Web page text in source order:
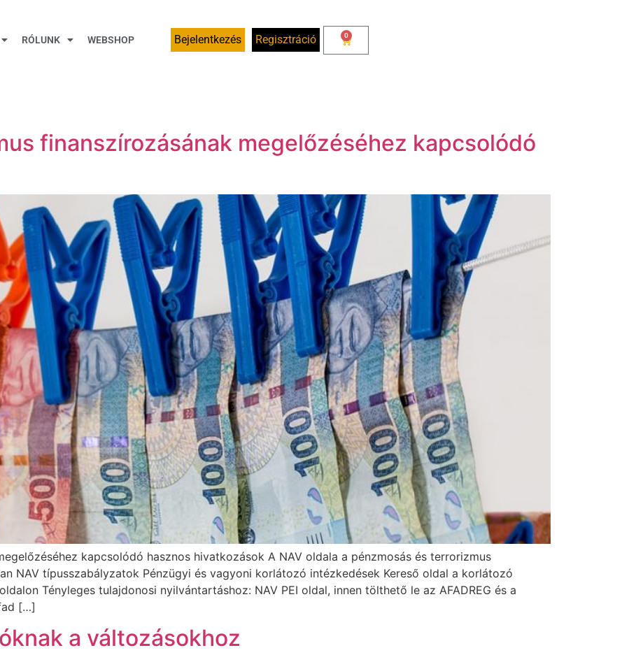
RÓLUNK WEBSHOP Bejelentkezés Regisztráció 0
finanszírozásának megelőzéséhez kapcsolódó
kapcsolódó hasznos hivatkozások A NAV oldala a pénzmosás és terrorizmus
NAV típusszabályzatok Pénzügyi és vagyoni korlátozó intézkedések Kereső oldal a korlátozó
Tényleges tulajdonosi nyilvántartáshoz: NAV PEI oldal, innen tölthető le az AFADREG és a
[…]
a változásokhoz